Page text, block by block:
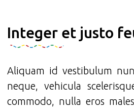
Integer et justo
Aliquam id vestibulum
neque, vehicula
commodo, nulla eros